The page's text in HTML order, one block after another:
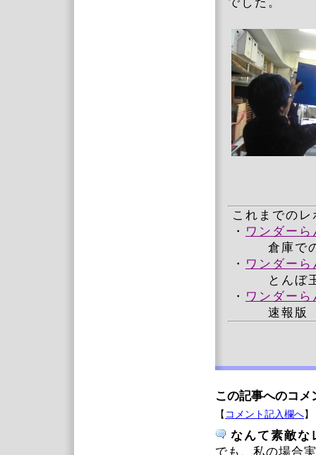
これまでの
・ ワンダー
倉庫での
・ ワンダー
とんぼ玉体
・ ワンダー
速報版 ・
この記事へのコメ
【 コメント記入欄へ】
なんて素敵な
でも、私の場合